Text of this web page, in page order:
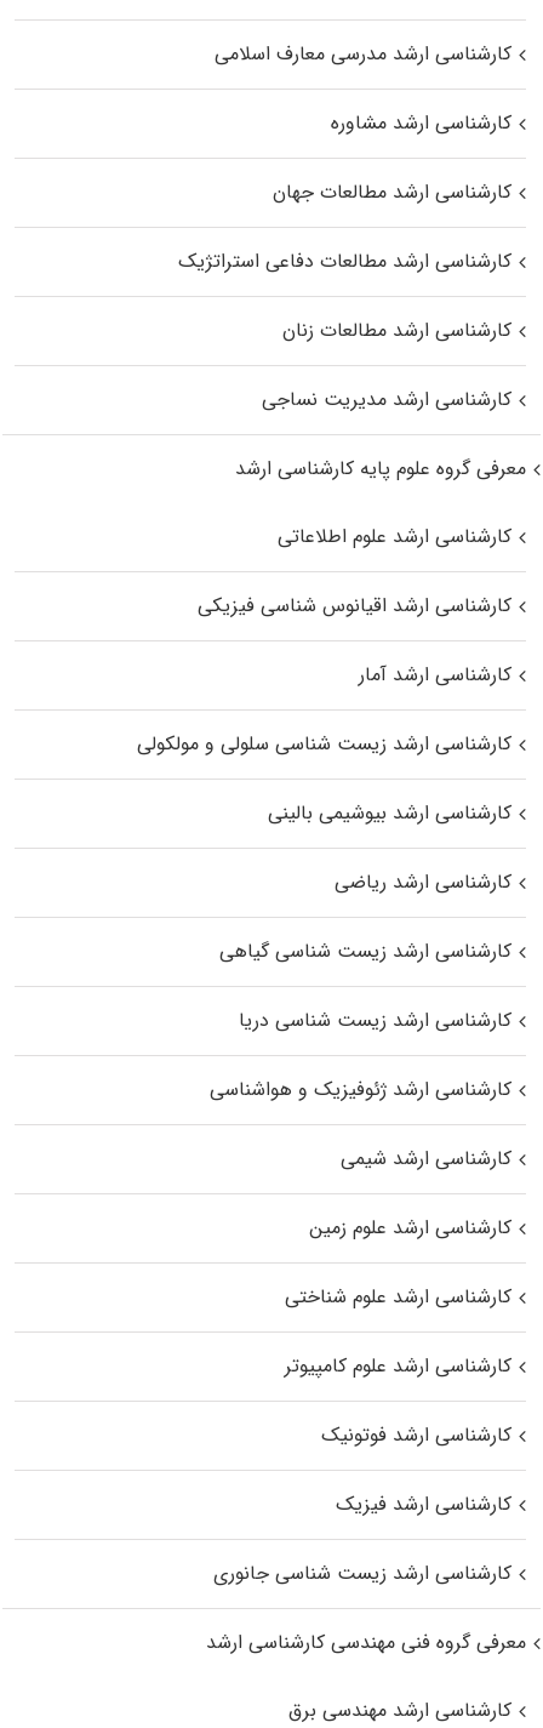
کارشناسی ارشد مدرسی معارف اسلامی
کارشناسی ارشد مشاوره
کارشناسی ارشد مطالعات جهان
کارشناسی ارشد مطالعات دفاعی استراتژیک
کارشناسی ارشد مطالعات زنان
کارشناسی ارشد مدیریت نساجی
معرفی گروه علوم پایه کارشناسی ارشد
کارشناسی ارشد علوم اطلاعاتی
کارشناسی ارشد اقیانوس‌ شناسی فیزیکی
کارشناسی ارشد آمار
کارشناسی ارشد زیست شناسی سلولی و مولکولی
کارشناسی ارشد بیوشیمی بالینی
کارشناسی ارشد ریاضی
کارشناسی ارشد زیست‌ شناسی گیاهی
کارشناسی ارشد زیست‌ شناسی دریا
کارشناسی ارشد ژئوفیزیک و هواشناسی
کارشناسی ارشد شیمی
کارشناسی ارشد علوم زمین
کارشناسی ارشد علوم شناختی
کارشناسی ارشد علوم کامپیوتر
کارشناسی ارشد فوتونیک
کارشناسی ارشد فیزیک
کارشناسی ارشد زیست‌ شناسی جانوری
معرفی گروه فنی مهندسی کارشناسی ارشد
کارشناسی ارشد مهندسی برق